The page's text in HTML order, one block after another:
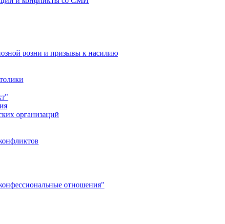
розни и призывы к насилию
организаций
отношения"